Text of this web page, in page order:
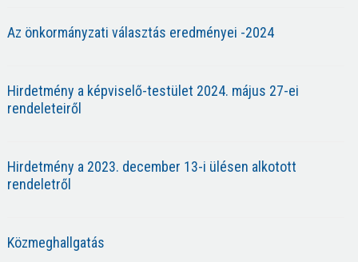
Az önkormányzati választás eredményei -2024
Hirdetmény a képviselő-testület 2024. május 27-ei
rendeleteiről
Hirdetmény a 2023. december 13-i ülésen alkotott
rendeletről
Közmeghallgatás